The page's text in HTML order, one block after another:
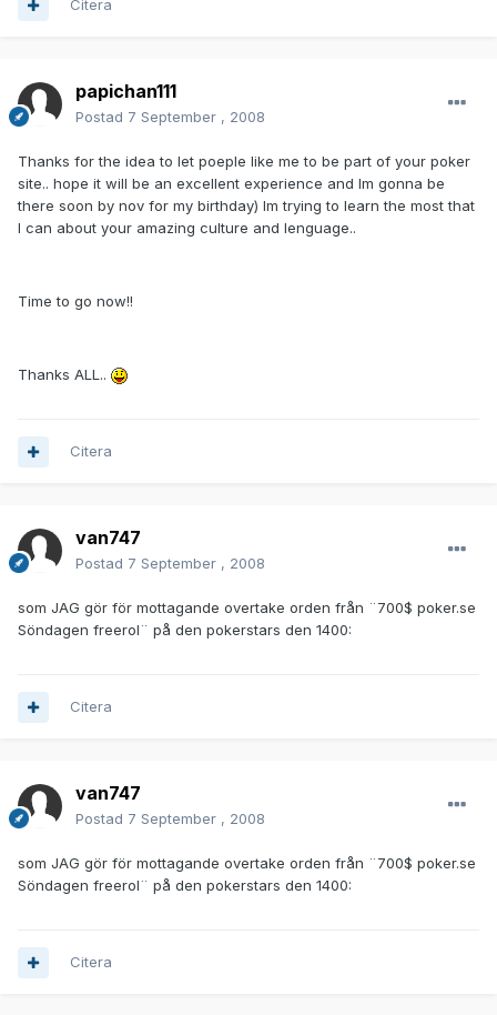
Citera
papichan111
Postad 7 September , 2008
Thanks for the idea to let poeple like me to be part of your poker
site.. hope it will be an excellent experience and Im gonna be
there soon by nov for my birthday) Im trying to learn the most that
I can about your amazing culture and lenguage..
Time to go now!!
Thanks ALL..
Citera
van747
Postad 7 September , 2008
som JAG gör för mottagande overtake orden från ¨700$ poker.se
Söndagen freerol¨ på den pokerstars den 1400:
Citera
van747
Postad 7 September , 2008
som JAG gör för mottagande overtake orden från ¨700$ poker.se
Söndagen freerol¨ på den pokerstars den 1400:
Citera